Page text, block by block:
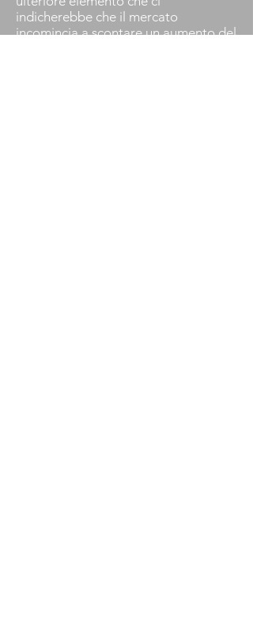
indicherebbe che il mercato
incomincia a scontare un aumento del